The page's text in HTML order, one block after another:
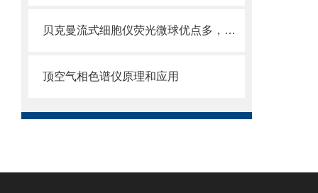
贝克曼流式细胞仪荧光微球优点多，实用效果好
顶空气相色谱仪原理和应用